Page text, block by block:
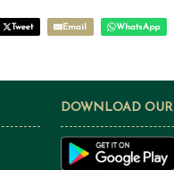
Tweet Email WhatsApp
DOWNLOAD